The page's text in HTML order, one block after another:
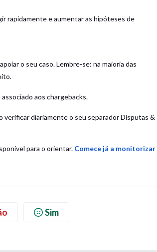
rapidamente e aumentar as hipóteses de
o seu caso. Lembre-se: na maioria das
aos chargebacks.
diariamente o seu separador Disputas &
para o orientar. Comece já a monitorizar
Sim